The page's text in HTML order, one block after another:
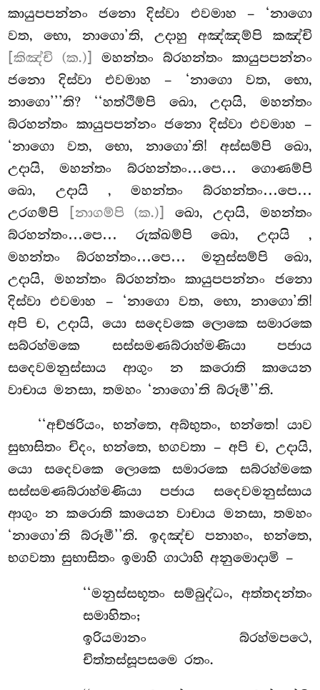
කායුපපන්නං ජනො දිස්වා එවමාහ – ‘නාගො
වත, භො, නාගො’ති, උදාහු අඤ්ඤම්පි කඤ්චි
[කිඤ්චි (ක.)]
මහන්තං බ්රහන්තං කායුපපන්නං
ජනො දිස්වා එවමාහ – ‘නාගො වත, භො,
නාගො’’’ති? ‘‘හත්ථිම්පි ඛො, උදායි, මහන්තං
බ්රහන්තං කායුපපන්නං ජනො දිස්වා එවමාහ –
‘නාගො වත, භො, නාගො’ති! අස්සම්පි ඛො,
උදායි, මහන්තං බ්රහන්තං…පෙ… ගොණම්පි
ඛො, උදායි , මහන්තං බ්රහන්තං…පෙ…
උරගම්පි
[නාගම්පි (ක.)]
ඛො, උදායි, මහන්තං
බ්රහන්තං…පෙ… රුක්ඛම්පි ඛො, උදායි ,
මහන්තං බ්රහන්තං…පෙ… මනුස්සම්පි ඛො,
උදායි, මහන්තං බ්රහන්තං කායුපපන්නං ජනො
දිස්වා එවමාහ – ‘නාගො වත, භො, නාගො’ති!
අපි ච, උදායි, යො සදෙවකෙ ලොකෙ සමාරකෙ
සබ්රහ්මකෙ සස්සමණබ්රාහ්මණියා පජාය
සදෙවමනුස්සාය ආගුං න කරොති කායෙන
වාචාය මනසා, තමහං ‘නාගො’ති බ්රූමී’’ති.
‘‘අච්ඡරියං, භන්තෙ, අබ්භුතං, භන්තෙ! යාව
සුභාසිතං චිදං, භන්තෙ, භගවතා – අපි ච, උදායි,
යො සදෙවකෙ ලොකෙ සමාරකෙ සබ්රහ්මකෙ
සස්සමණබ්රාහ්මණියා පජාය සදෙවමනුස්සාය
ආගුං න කරොති කායෙන වාචාය මනසා, තමහං
‘නාගො’ති බ්රූමී’’ති. ඉදඤ්ච පනාහං, භන්තෙ,
භගවතා සුභාසිතං ඉමාහි ගාථාහි අනුමොදාමි –
‘‘මනුස්සභූතං සම්බුද්ධං, අත්තදන්තං
සමාහිතං;
ඉරියමානං බ්රහ්මපථෙ,
චිත්තස්සූපසමෙ රතං.